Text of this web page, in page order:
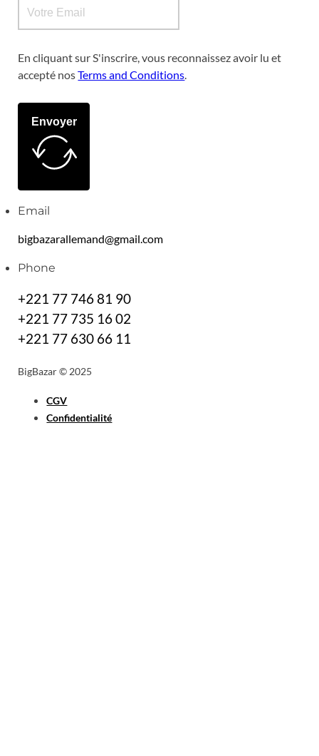
En cliquant sur S'inscrire, vous reconnaissez avoir lu et
accepté nosTerms and Conditions
Envoyer
Email
bigbazarallemand@gmail.com
Phone
+221 77 746 81 90
+221 77 735 16 02
+221 77 630 66 11
BigBazar © 2025
CGV
Confidentialité